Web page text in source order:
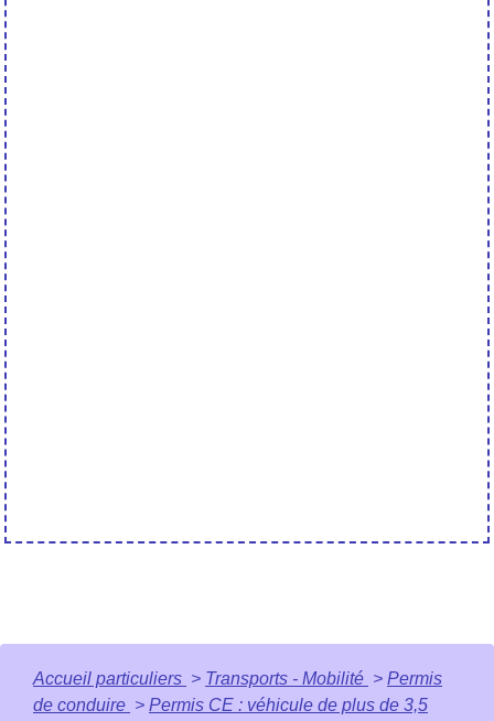
Accueil particuliers > Transports - Mobilité > Permis
de conduire > Permis CE : véhicule de plus de 3,5